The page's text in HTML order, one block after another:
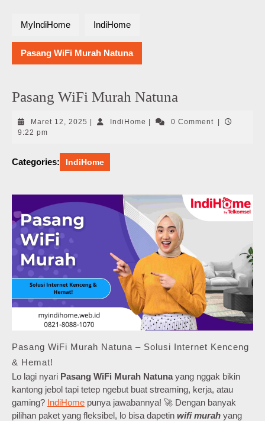
MyIndiHome IndiHome
Pasang WiFi Murah Natuna
Pasang WiFi Murah Natuna
Maret 12, 2025 Maret
IndiHome IndiHome0 Comment
9:22 pm
Categories: IndiHome
Pasang WiFi Murah Natuna – Solusi Internet Kenceng
& Hemat!
Lo lagi nyari Pasang WiFi Murah Natunayang nggak bikin
kantong jebol tapi tetep ngebut buat streaming, kerja, atau
gaming? IndiHome punya jawabannya! 🚀 Dengan banyak
pilihan paket yang fleksibel, lo bisa dapetin wifi murah yang